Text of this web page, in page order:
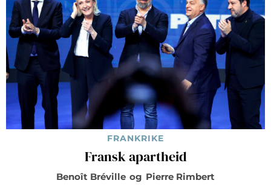
FRANKRIKE
Fransk apartheid
Benoît Bréville og Pierre Rimbert